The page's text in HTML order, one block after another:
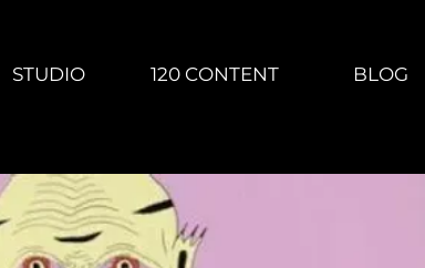
STUDIO 120 CONTENT BLOG